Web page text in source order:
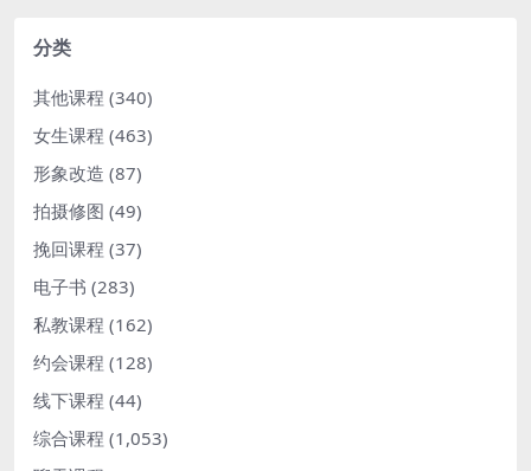
分类
其他课程 (340)
女生课程 (463)
形象改造 (87)
拍摄修图 (49)
挽回课程 (37)
电子书 (283)
私教课程 (162)
约会课程 (128)
线下课程 (44)
综合课程 (1,053)